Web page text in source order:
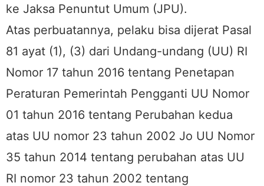
ke Jaksa Penuntut Umum (JPU).
Atas perbuatannya, pelaku bisa dijerat Pasal
81 ayat (1), (3) dari Undang-undang (UU) RI
Nomor 17 tahun 2016 tentang Penetapan
Peraturan Pemerintah Pengganti UU Nomor
01 tahun 2016 tentang Perubahan kedua
atas UU nomor 23 tahun 2002 Jo UU Nomor
35 tahun 2014 tentang perubahan atas UU
RI nomor 23 tahun 2002 tentang